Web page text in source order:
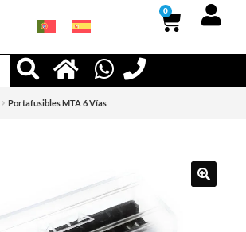
0
Portafusibles MTA 6 Vías